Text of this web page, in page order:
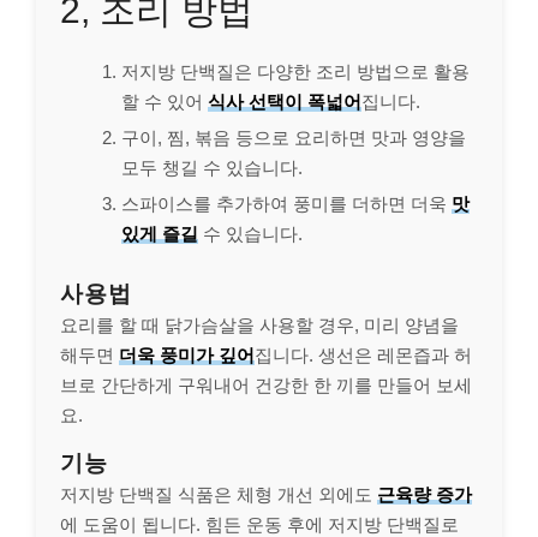
2, 조리 방법
저지방 단백질은 다양한 조리 방법으로 활용
할 수 있어 식사 선택이 폭넓어집니다.
구이, 찜, 볶음 등으로 요리하면 맛과 영양을
모두 챙길 수 있습니다.
스파이스를 추가하여 풍미를 더하면 더욱 맛
있게 즐길 수 있습니다.
사용법
요리를 할 때 닭가슴살을 사용할 경우, 미리 양념을
해두면 더욱 풍미가 깊어집니다. 생선은 레몬즙과 허
브로 간단하게 구워내어 건강한 한 끼를 만들어 보세
요.
기능
저지방 단백질 식품은 체형 개선 외에도 근육량 증가
에 도움이 됩니다. 힘든 운동 후에 저지방 단백질로